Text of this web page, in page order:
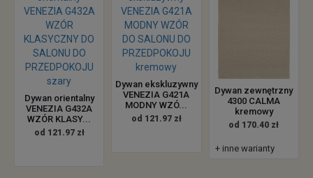
Dywan orientalny
VENEZIA G432A
WZÓR KLASY...
od 121.97 zł
Dywan ekskluzywny
VENEZIA G421A
MODNY WZÓ...
od 121.97 zł
Dywan zewnętrzny
4300 CALMA
kremowy
od 170.40 zł
+ inne warianty